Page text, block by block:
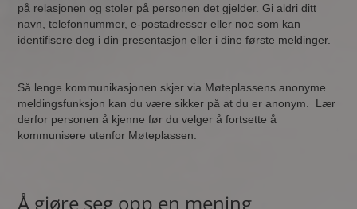
på relasjonen og stoler på personen det gjelder. Gi aldri ditt
navn, telefonnummer, e-postadresser eller noe som kan
identifisere deg i din presentasjon eller i dine første meldinger.
Så lenge kommunikasjonen skjer via Møteplassens anonyme
meldingsfunksjon kan du være sikker på at du er anonym. Lær
derfor personen å kjenne før du velger å fortsette å
kommunisere utenfor Møteplassen.
Å gjøre seg opp en mening